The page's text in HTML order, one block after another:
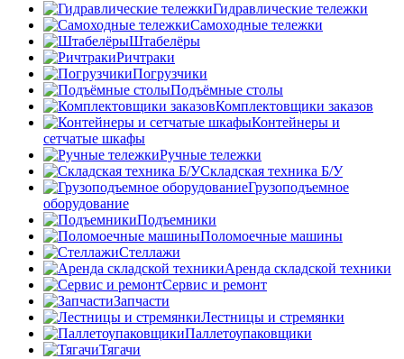
Гидравлические тележки
Самоходные тележки
Штабелёры
Ричтраки
Погрузчики
Подъёмные столы
Комплектовщики заказов
Контейнеры и
сетчатые шкафы
Ручные тележки
Складская техника Б/У
Грузоподъемное
оборудование
Подъемники
Поломоечные машины
Стеллажи
Аренда складской техники
Сервис и ремонт
Запчасти
Лестницы и стремянки
Паллетоупаковщики
Тягачи